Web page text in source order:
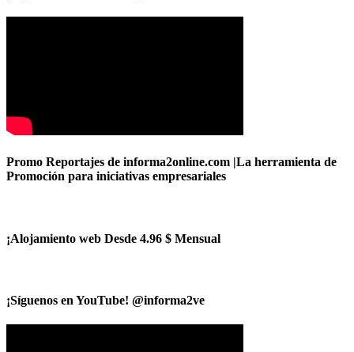
Promo Reportajes de informa2online.com |La herramienta de
Promoción para iniciativas empresariales
¡Alojamiento web Desde 4.96 $ Mensual
¡Síguenos en YouTube! @informa2ve